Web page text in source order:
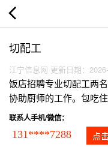
切配工
江宁信息网 更新日期：
饭店招聘专业切配工两
协助厨师的工作。包吃
联系人手机/微信：
131****7288 点